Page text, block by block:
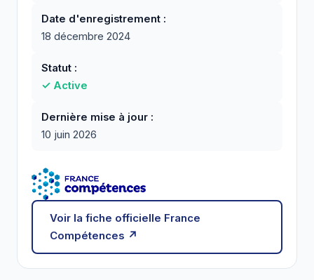
Date d'enregistrement :
18 décembre 2024
Statut :
✓ Active
Dernière mise à jour :
10 juin 2026
Voir la fiche officielle France
Compétences ↗